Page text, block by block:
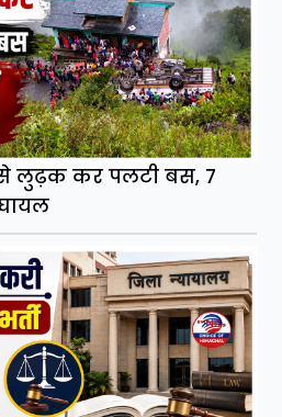
लुढ़क कर पलटी बस, 7